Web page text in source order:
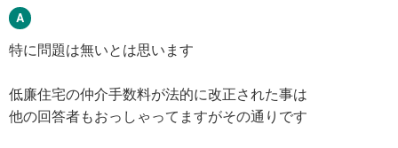
特に問題は無いとは思います
低廉住宅の仲介手数料が法的に改正された事は
他の回答者もおっしゃってますがその通りです